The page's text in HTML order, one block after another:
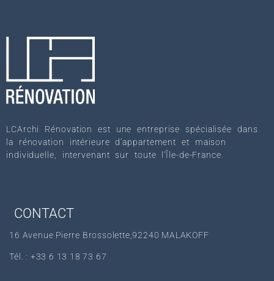
LCArchi Rénovation est une entreprise spécialisée dans
la rénovation intérieure d’appartement et maison
individuelle, intervenant sur toute l’Île-de-France.
CONTACT
16 Avenue Pierre Brossolette,92240 MALAKOFF
Tél. : +33 6 13 18 73 67‬